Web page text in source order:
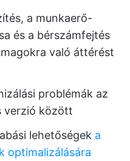
a munkaerő-
és a bérszámfejtés
való áttérést
problémák az
verzió között
lehetőségek a
optimalizálására